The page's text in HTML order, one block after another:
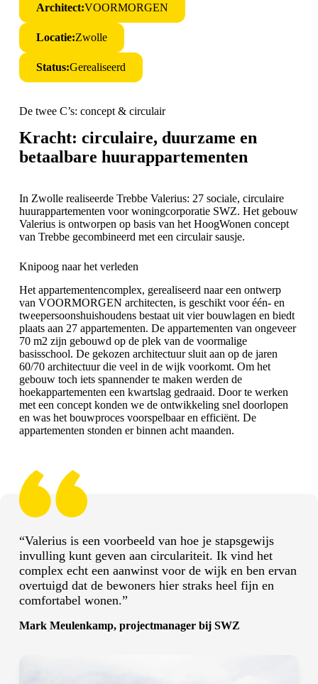
Architect:VOORMORGEN
Locatie:Zwolle
Status:Gerealiseerd
De twee C’s: concept & circulair
Kracht: circulaire, duurzame en
betaalbare huurappartementen
In Zwolle realiseerde Trebbe Valerius: 27 sociale, circulaire
huurappartementen voor woningcorporatie SWZ. Het gebouw
Valerius is ontworpen op basis van het HoogWonen concept
van Trebbe gecombineerd met een circulair sausje.
Knipoog naar het verleden
Het appartementencomplex, gerealiseerd naar een ontwerp
van VOORMORGEN architecten, is geschikt voor één- en
tweepersoonshuishoudens bestaat uit vier bouwlagen en biedt
plaats aan 27 appartementen. De appartementen van ongeveer
70 m2 zijn gebouwd op de plek van de voormalige
basisschool. De gekozen architectuur sluit aan op de jaren
60/70 architectuur die veel in de wijk voorkomt. Om het
gebouw toch iets spannender te maken werden de
hoekappartementen een kwartslag gedraaid. Door te werken
met een concept konden we de ontwikkeling snel doorlopen
en was het bouwproces voorspelbaar en efficiënt. De
appartementen stonden er binnen acht maanden.
“Valerius is een voorbeeld van hoe je stapsgewijs
invulling kunt geven aan circulariteit. Ik vind het
complex echt een aanwinst voor de wijk en ben ervan
overtuigd dat de bewoners hier straks heel fijn en
comfortabel wonen.”
Mark Meulenkamp, projectmanager bij SWZ